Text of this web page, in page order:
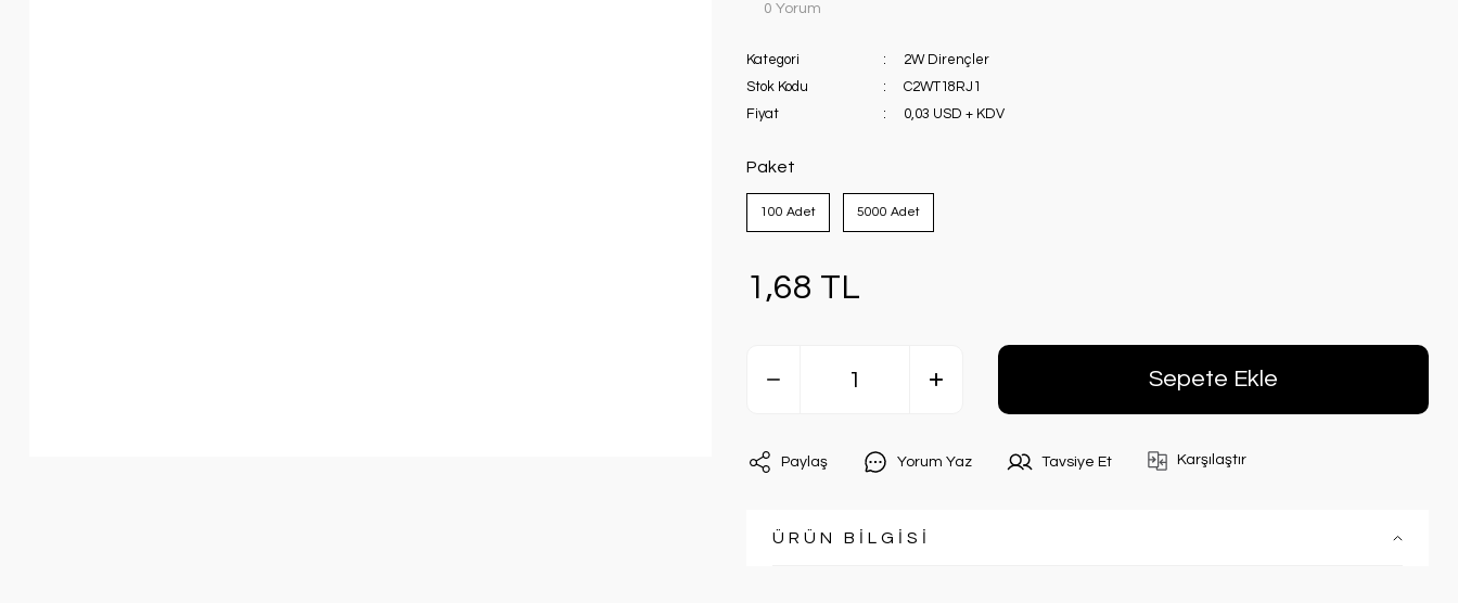
0 Yorum
Kategori
2W Dirençler
Stok Kodu
C2WT18RJ1
Fiyat
0,03 USD + KDV
Paket
100 Adet 5000 Adet
1,68 TL
Sepete Ekle
Paylaş Yorum Yaz Tavsiye Et Karşılaştır
ÜRÜN BİLGİSİ